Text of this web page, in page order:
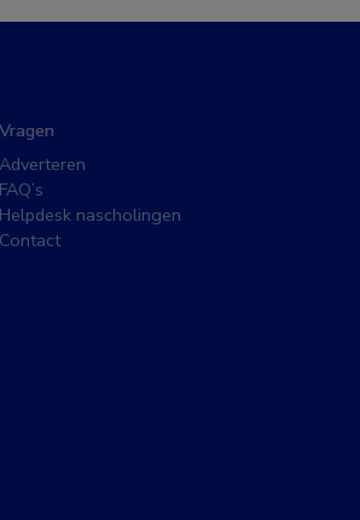
Vragen
Adverteren
FAQ’s
Helpdesk nascholingen
Contact